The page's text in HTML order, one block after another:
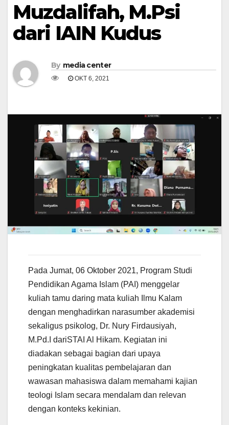
Muzdalifah, M.Psi
dari IAIN Kudus
By media center
OKT 6, 2021
Pada Jumat, 06 Oktober 2021, Program Studi
Pendidikan Agama Islam (PAI) menggelar
kuliah tamu daring mata kuliah Ilmu Kalam
dengan menghadirkan narasumber akademisi
sekaligus psikolog, Dr. Nury Firdausiyah,
M.Pd.I dariSTAI Al Hikam. Kegiatan ini
diadakan sebagai bagian dari upaya
peningkatan kualitas pembelajaran dan
wawasan mahasiswa dalam memahami kajian
teologi Islam secara mendalam dan relevan
dengan konteks kekinian.